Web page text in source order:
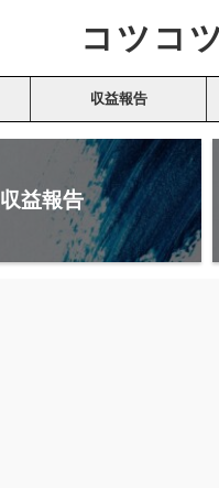
コツコ
収益報告
収益報告